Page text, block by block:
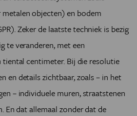
objecten) en bodem
Zeker de laatste techniek is bezig
te veranderen, met een
centimeter. Bij die resolutie
en details zichtbaar, zoals – in het
– individuele muren, straatstenen
En dat allemaal zonder dat de